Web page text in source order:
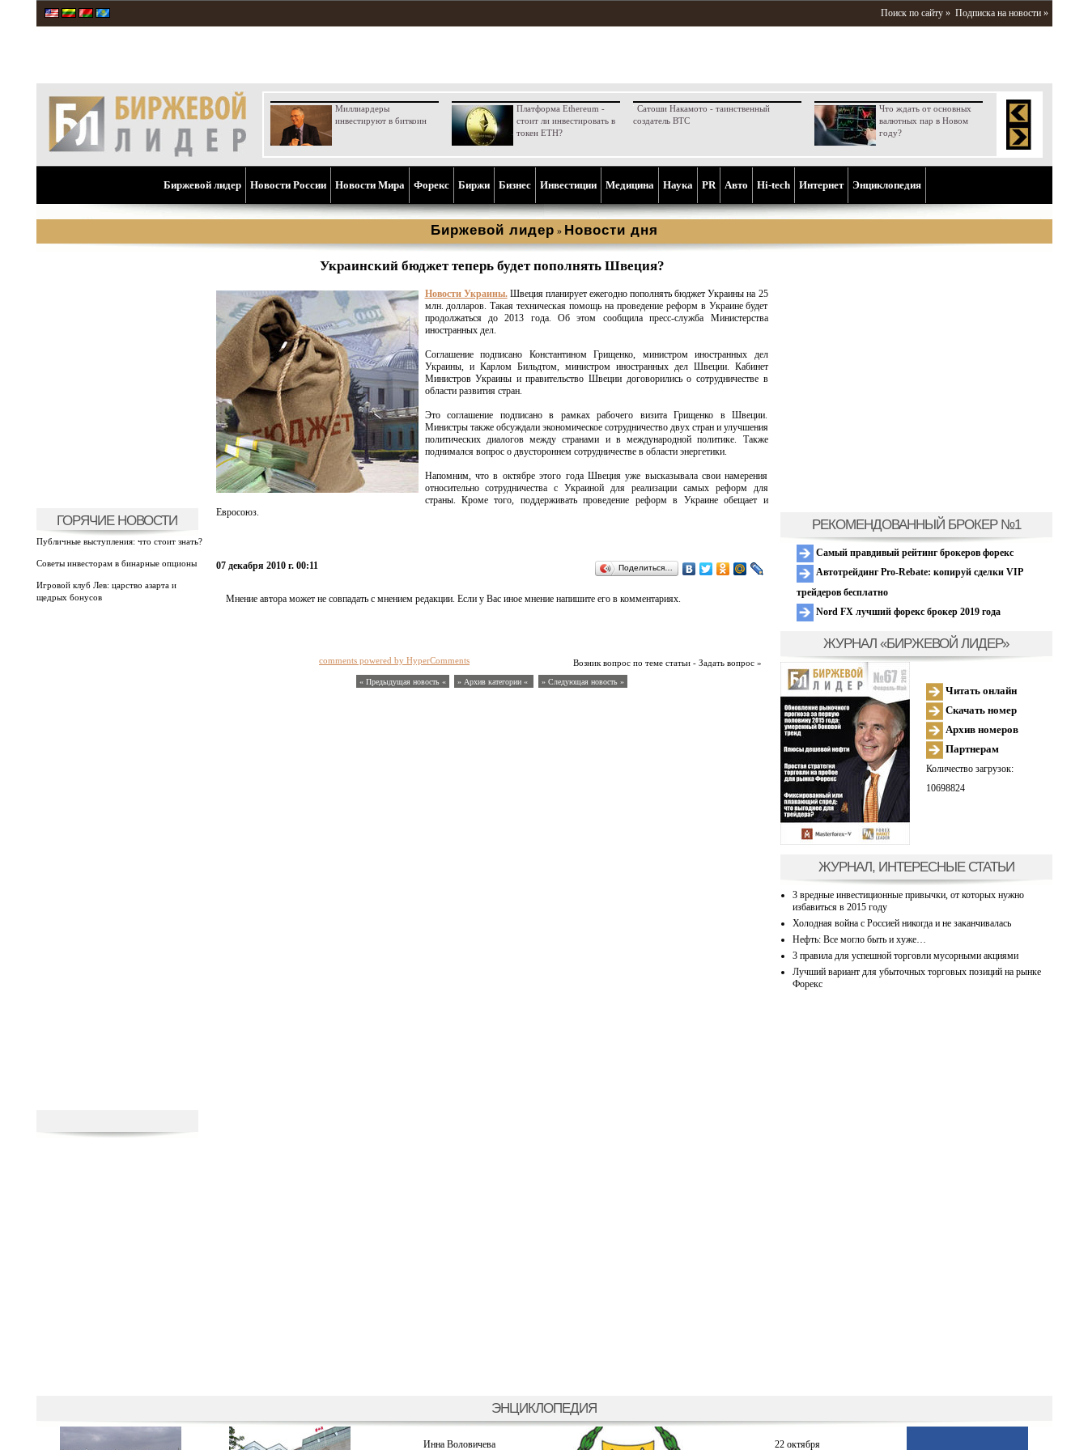
Поиск по сайту » Подписка на новости »
Миллиардеры
инвестируют в биткоин
Платформа Ethereum -
стоит ли инвестировать в
токен ETH?
Сатоши Накамото - таинственный
создатель BTC
Что ждать от основных
валютных пар в Новом
году?
Биржевой лидер Новости России Новости Мира Форекс Биржи Бизнес Инвестиции Медицина Наука PR Aвто Hi-tech Интернет Энциклопедия
Биржевой лидер » Новости дня
ГОРЯЧИЕ НОВОСТИ
Публичные выступления: что стоит знать?
Советы инвесторам в бинарные опционы
Игровой клуб Лев: царство азарта и
щедрых бонусов
Украинский бюджет теперь будет пополнять Швеция?
Новости Украины.Швеция планирует ежегодно пополнять бюджет Украины на 25
млн. долларов. Такая техническая помощь на проведение реформ в Украине будет
продолжаться до 2013 года. Об этом сообщила пресс-служба Министерства
иностранных дел.
Соглашение подписано Константином Грищенко, министром иностранных дел
Украины, и Карлом Бильдтом, министром иностранных дел Швеции. Кабинет
Министров Украины и правительство Швеции договорились о сотрудничестве в
области развития стран.
Это соглашение подписано в рамках рабочего визита Грищенко в Швеции.
Министры также обсуждали экономическое сотрудничество двух стран и улучшения
политических диалогов между странами и в международной политике. Также
поднимался вопрос о двустороннем сотрудничестве в области энергетики.
Напомним, что в октябре этого года Швеция уже высказывала свои намерения
относительно сотрудничества с Украиной для реализации самых реформ для
страны. Кроме того, поддерживать проведение реформ в Украине обещает и
Евросоюз.
07 декабря 2010 г. 00:11 Поделиться…
Мнение автора может не совпадать с мнением редакции. Если у Вас иное мнение напишите его в комментариях.
Возник вопрос по теме статьи - Задать вопрос »
comments powered by HyperComments
« Предыдущая новость « » Архив категории « » Следующая новость »
РЕКОМЕНДОВАННЫЙ БРОКЕР №1
Самый правдивый рейтинг брокеров форекс
Автотрейдинг Pro-Rebate: копируй сделки VIP
трейдеров бесплатно
Nord FX лучший форекс брокер 2019 года
ЖУРНАЛ «БИРЖЕВОЙ ЛИДЕР»
Читать онлайн
Скачать номер
Архив номеров
Партнерам
Количество загрузок:
10698824
ЖУРНАЛ, ИНТЕРЕСНЫЕ СТАТЬИ
3 вредные инвестиционные привычки, от которых нужно
избавиться в 2015 году
Холодная война с Россией никогда и не заканчивалась
Нефть: Все могло быть и хуже…
3 правила для успешной торговли мусорными акциями
Лучший вариант для убыточных торговых позиций на рынке
Форекс
ЭНЦИКЛОПЕДИЯ
Инна Воловичева 22 октября